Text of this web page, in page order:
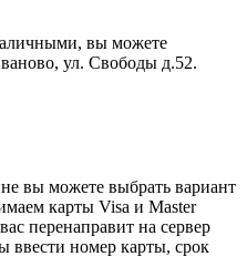
вы можете
ул. Свободы д.52.
вы можете выбрать вариант
карты Visa и Master
перенаправит на сервер
ввести номер карты, срок